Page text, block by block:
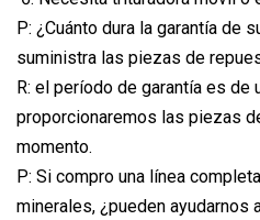
P: ¿Cuánto dura la garantía de
suministra las piezas de
R: el período de garantía es de
proporcionaremos las piezas
momento.
P: Si compro una línea
minerales, ¿pueden ayudarnos